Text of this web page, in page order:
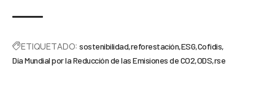
ETIQUETADO: sostenibilidad reforestación ESG Cofidis
Día Mundial por la Reducción de las Emisiones de CO2 ODS rse